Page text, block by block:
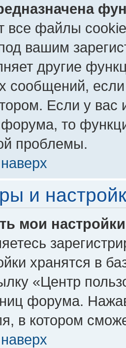
все файлы
вашим
другие
сообщений,
Если у
то
проблемы.
и
мои
хранятся в
«Центр
форума.
в котором